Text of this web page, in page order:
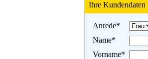
Ihre Kundendaten
Anrede*
Name*
Vorname*